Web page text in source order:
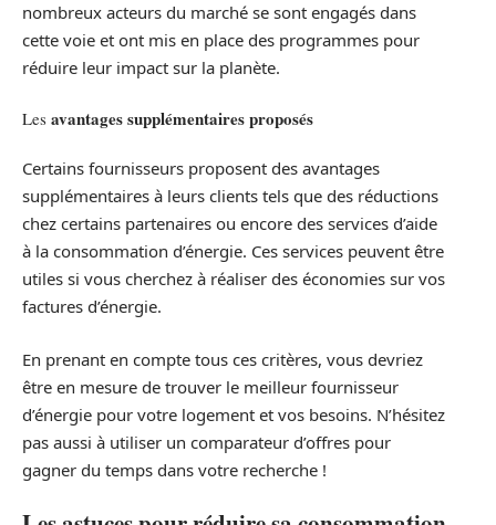
nombreux acteurs du marché se sont engagés dans
cette voie et ont mis en place des programmes pour
réduire leur impact sur la planète.
Les avantages supplémentaires proposés
Certains fournisseurs proposent des avantages
supplémentaires à leurs clients tels que des réductions
chez certains partenaires ou encore des services d’aide
à la consommation d’énergie. Ces services peuvent être
utiles si vous cherchez à réaliser des économies sur vos
factures d’énergie.
En prenant en compte tous ces critères, vous devriez
être en mesure de trouver le meilleur fournisseur
d’énergie pour votre logement et vos besoins. N’hésitez
pas aussi à utiliser un comparateur d’offres pour
gagner du temps dans votre recherche !